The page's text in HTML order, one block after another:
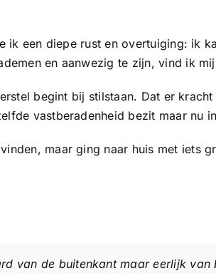
ik een diepe rust en overtuiging: ik
en aanwezig te zijn, vind ik
begint bij stilstaan. Dat er
vastberadenheid bezit maar nu
maar ging naar huis met iets
van de buitenkant maar eerlijk van